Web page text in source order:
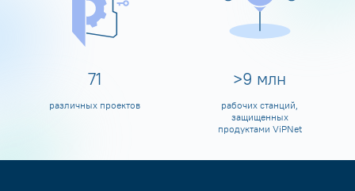
80
различных проектов
>10 млн
рабочих станций,
защищенных
продуктами ViPNet